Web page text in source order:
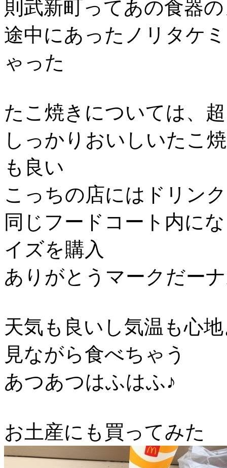
則武新町ってあの食器
途中にあったノリタケ
ゃった
たこ焼きについては、
しっかりおいしいたこ
も良い
こっちの店にはドリン
同じフードコート内に
イズを購入
ありがとうマークだー
天気も良いし気温も心
見ながら食べちゃう
あつあつはふはふ♪
お土産にも買ってみた